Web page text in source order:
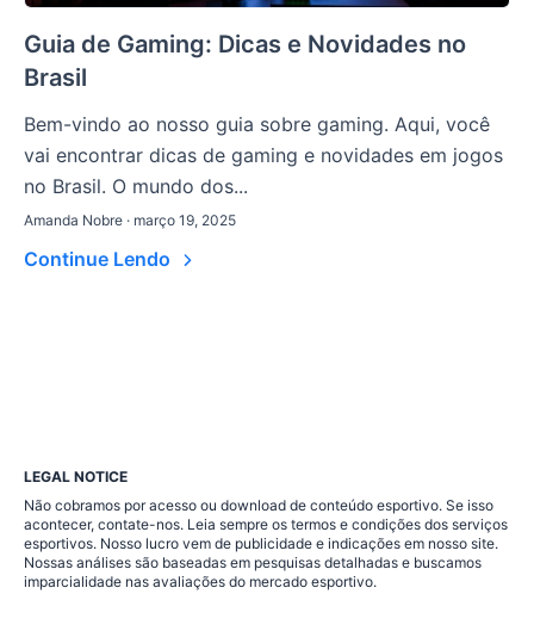
Guia de Gaming: Dicas e Novidades no
Brasil
Bem-vindo ao nosso guia sobre gaming. Aqui, você
vai encontrar dicas de gaming e novidades em jogos
no Brasil. O mundo dos...
Amanda Nobre · março 19, 2025
Continue Lendo
LEGAL NOTICE
Não cobramos por acesso ou download de conteúdo esportivo. Se isso
acontecer, contate-nos. Leia sempre os termos e condições dos serviços
esportivos. Nosso lucro vem de publicidade e indicações em nosso site.
Nossas análises são baseadas em pesquisas detalhadas e buscamos
imparcialidade nas avaliações do mercado esportivo.